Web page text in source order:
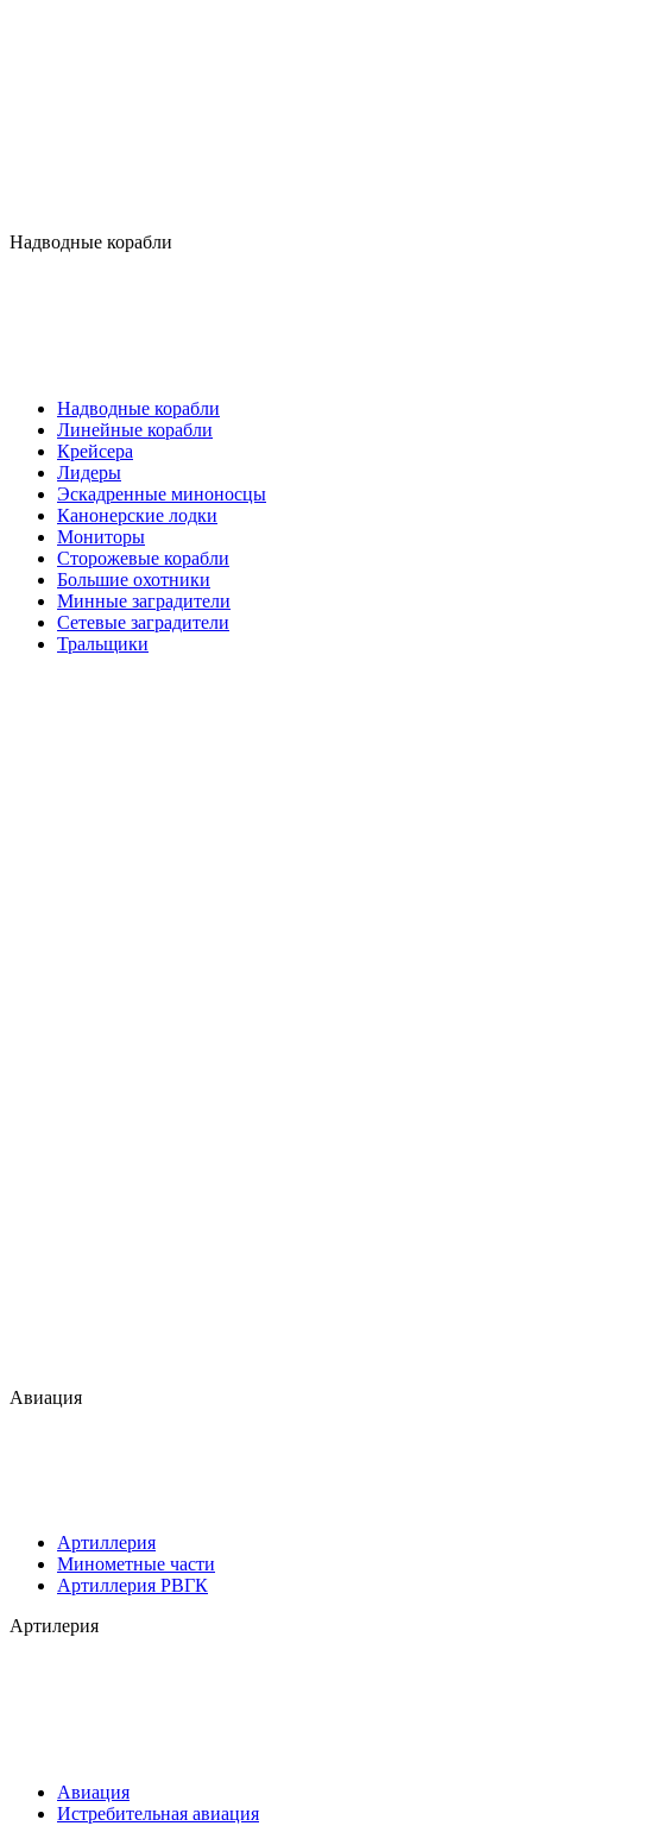
Надводные корабли
Надводные корабли
Линейные корабли
Крейсера
Лидеры
Эскадренные миноносцы
Канонерские лодки
Мониторы
Сторожевые корабли
Большие охотники
Минные заградители
Сетевые заградители
Тральщики
Авиация
Артиллерия
Минометные части
Артиллерия РВГК
Артилерия
Авиация
Истребительная авиация